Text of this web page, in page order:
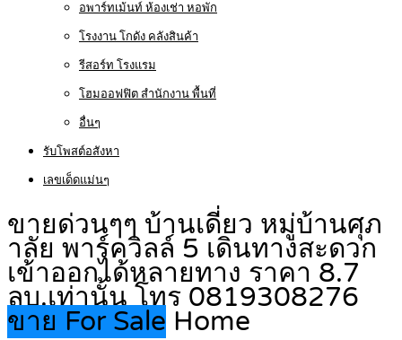
อพาร์ทเม้นท์ ห้องเช่า หอพัก
โรงงาน โกดัง คลังสินค้า
รีสอร์ท โรงแรม
โฮมออฟฟิต สำนักงาน พื้นที่
อื่นๆ
รับโพสต์อสังหา
เลขเด็ดแม่นๆ
ขายด่วนๆๆ บ้านเดี่ยว หมู่บ้านศุภ
าลัย พาร์ควิลล์ 5 เดินทางสะดวก
เข้าออกได้หลายทาง ราคา 8.7
ลบ.เท่านั้น โทร 0819308276
ขาย For Sale Home